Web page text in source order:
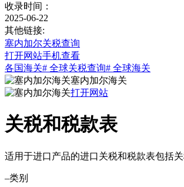
收录时间：
2025-06-22
其他链接:
塞内加尔关税查询
打开网站手机查看
各国海关# 全球关税查询# 全球海关
塞内加尔海关
打开网站
关税和税款表
适用于进口产品的进口关税和税款表包括
–类别